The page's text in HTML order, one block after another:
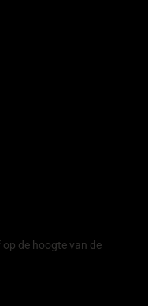
de hoogte van de